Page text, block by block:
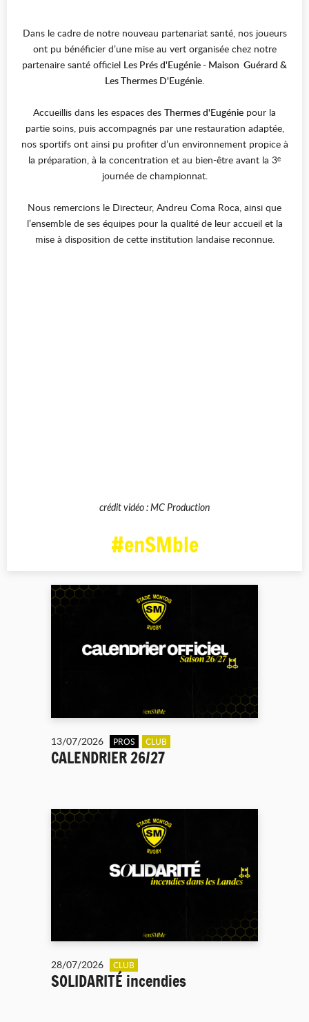
Dans le cadre de notre nouveau partenariat santé, nos joueurs
ont pu bénéficier d’une mise au vert organisée chez notre
partenaire santé officiel Les Prés d'Eugénie - Maison Guérard &
Les Thermes D'Eugénie.
Accueillis dans les espaces des Thermes d'Eugénie pour la
partie soins, puis accompagnés par une restauration adaptée,
nos sportifs ont ainsi pu profiter d’un environnement propice à
la préparation, à la concentration et au bien-être avant la 3ᵉ
journée de championnat.
Nous remercions le Directeur, Andreu Coma Roca, ainsi que
l’ensemble de ses équipes pour la qualité de leur accueil et la
mise à disposition de cette institution landaise reconnue.
crédit vidéo : MC Production
#enSMble
13/07/2026 PROS CLUB
CALENDRIER 26/27
28/07/2026 CLUB
SOLIDARITÉ incendies